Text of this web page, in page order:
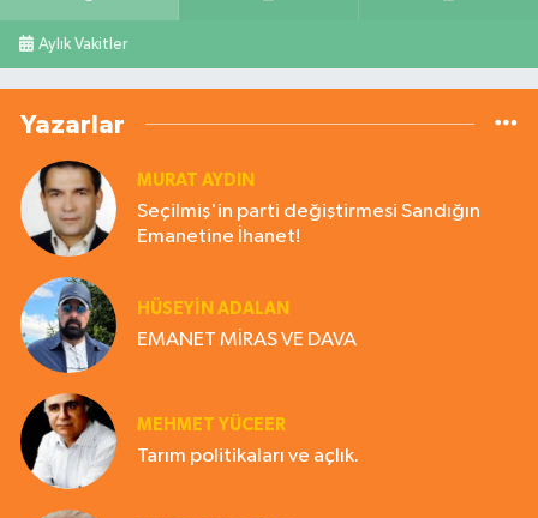
Aylık Vakitler
Yazarlar
MURAT AYDIN
Seçilmiş'in parti değiştirmesi Sandığın
Emanetine İhanet!
HÜSEYIN ADALAN
EMANET MİRAS VE DAVA
MEHMET YÜCEER
Tarım politikaları ve açlık.